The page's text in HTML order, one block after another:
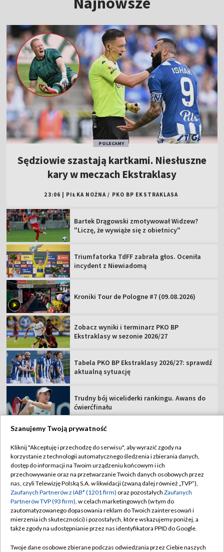
POLECAMY
Sędziowie szastają kartkami. Niesłuszne
kary w meczach Ekstraklasy
23:06 PIŁKA NOŻNA / PKO BP EKSTRAKLASA
Bartek Drągowski zmotywował Widzew?
"Liczę, że wywiąże się z obietnicy"
Triumfatorka TdFF zabrała głos. Oceniła
incydent z Niewiadomą
Kroniki Tour de Pologne #7 (09.08.2026)
Zobacz wyniki i terminarz PKO BP
Ekstraklasy w sezonie 2026/27
Tabela PKO BP Ekstraklasy 2026/27: sprawdź
aktualną sytuację
Trudny bój wiceliderki rankingu. Awans do
ćwierćfinału
TVP
Abonament TVP
Sklep TVP
Biuro Reklamy
Oferta Handlowa
Regulamin TVP
Polityka prywatności
Moje zgody
Biuro reklamy
Szanujemy Twoją prywatność
Kliknij "Akceptuję i przechodzę do serwisu", aby wyrazić zgody na
korzystanie z technologii automatycznego śledzenia i zbierania danych,
dostęp do informacji na Twoim urządzeniu końcowym i ich
przechowywanie oraz na przetwarzanie Twoich danych osobowych przez
nas, czyli Telewizję Polską S.A. w likwidacji (zwaną dalej również „TVP”),
Zaufanych Partnerów z IAB* (1201 firm) oraz pozostałych Zaufanych
Partnerów TVP (93 firm), w celach marketingowych (w tym do
zautomatyzowanego dopasowania reklam do Twoich zainteresowań i
mierzenia ich skuteczności) i pozostałych, które wskazujemy poniżej, a
także zgody na udostępnianie przez nas identyfikatora PPID do Google.
Twoje dane osobowe zbierane podczas odwiedzania przez Ciebie naszych